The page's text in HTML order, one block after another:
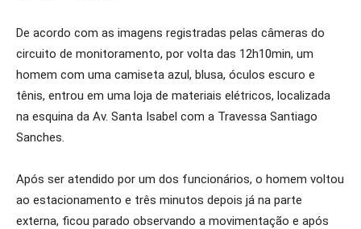
De acordo com as imagens registradas pelas câmeras do
circuito de monitoramento, por volta das 12h10min, um
homem com uma camiseta azul, blusa, óculos escuro e
tênis, entrou em uma loja de materiais elétricos, localizada
na esquina da Av. Santa Isabel com a Travessa Santiago
Sanches.
Após ser atendido por um dos funcionários, o homem voltou
ao estacionamento e três minutos depois já na parte
externa, ficou parado observando a movimentação e após